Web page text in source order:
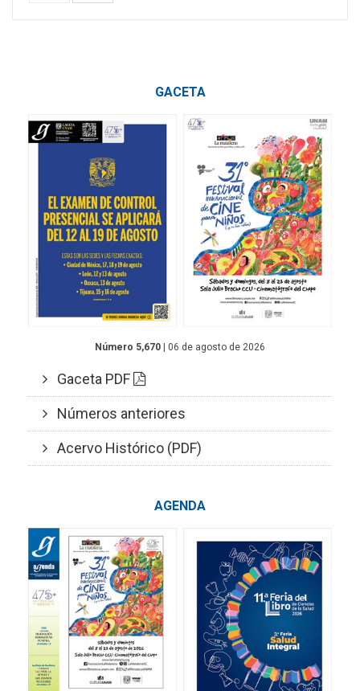
GACETA
Número 5,670 | 06 de agosto de 2026
Gaceta PDF
Números anteriores
Acervo Histórico (PDF)
AGENDA